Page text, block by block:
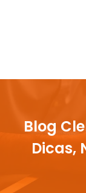
Blog
Dicas,